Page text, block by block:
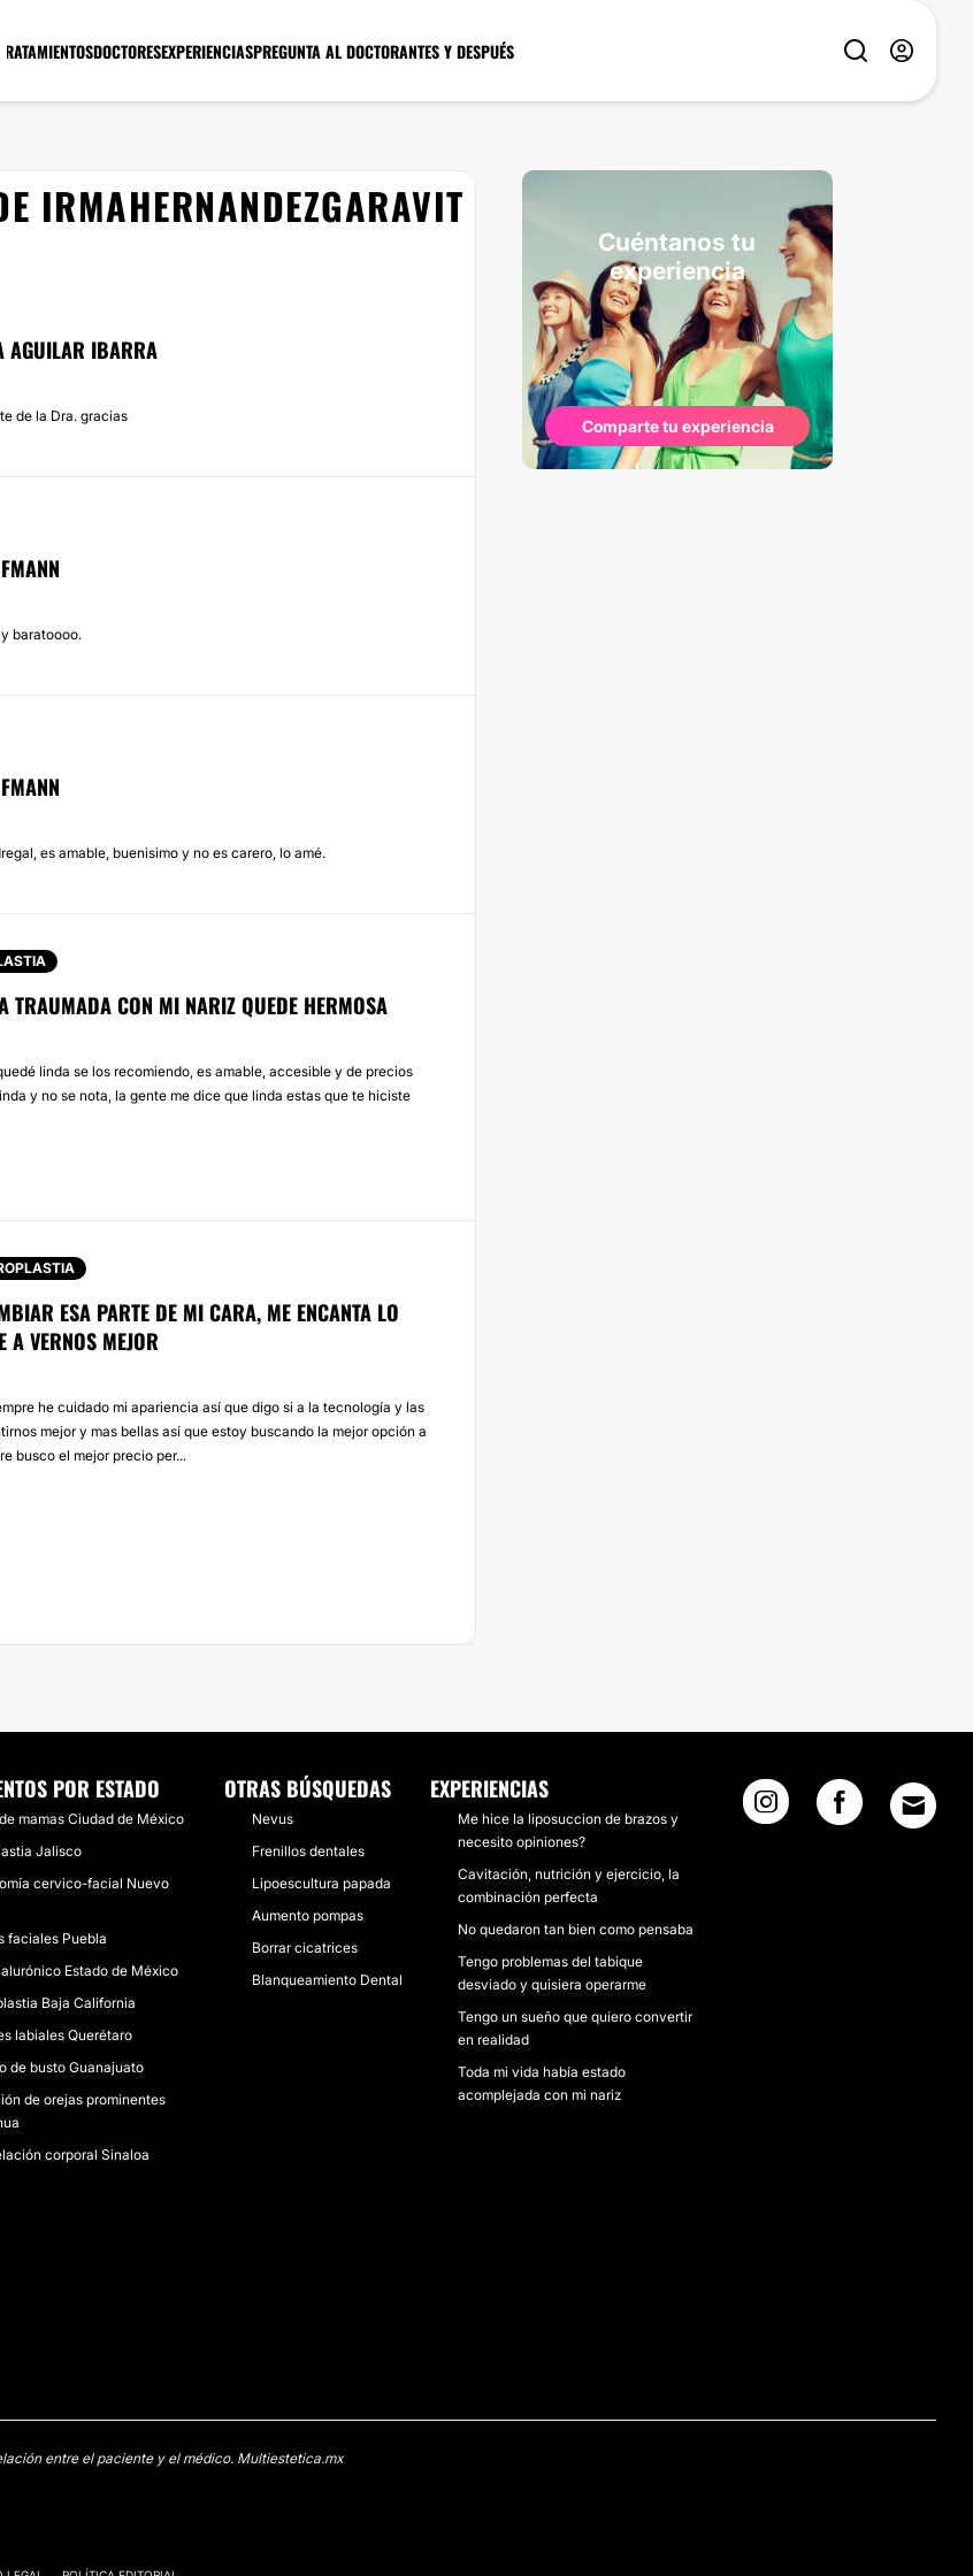
TRATAMIENTOSDOCTORESEXPERIENCIASPREGUNTA AL DOCTORANTES Y DESPUÉS
IRMAHERNANDEZGARAVIT
AGUILAR IBARRA
de la Dra. gracias
baratoooo.
es amable, buenisimo y no es carero, lo amé.
TRAUMADA CON MI NARIZ QUEDE HERMOSA
linda se los recomiendo, es amable, accesible y de precios
y no se nota, la gente me dice que linda estas que te hiciste
ESA PARTE DE MI CARA, ME ENCANTA LO
A VERNOS MEJOR
he cuidado mi apariencia así que digo si a la tecnología y las
mejor y mas bellas así que estoy buscando la mejor opción a
busco el mejor precio per...
Cuéntanos tu
experiencia
Comparte tu experiencia
POR ESTADO
mamas Ciudad de México
Jalisco
cervico-facial Nuevo
faciales Puebla
Estado de México
Baja California
labiales Querétaro
de busto Guanajuato
de orejas prominentes
corporal Sinaloa
OTRAS BÚSQUEDAS
Nevus
Frenillos dentales
Lipoescultura papada
Aumento pompas
Borrar cicatrices
Blanqueamiento Dental
EXPERIENCIAS
Me hice la liposuccion de brazos y
necesito opiniones?
Cavitación, nutrición y ejercicio, la
combinación perfecta
No quedaron tan bien como pensaba
Tengo problemas del tabique
desviado y quisiera operarme
Tengo un sueño que quiero convertir
en realidad
Toda mi vida había estado
acomplejada con mi nariz
entre el paciente y el médico. Multiestetica.mx